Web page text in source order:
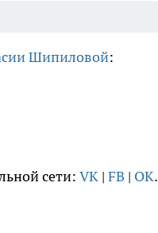
Шипиловой:
сети: VK | FB | OK.